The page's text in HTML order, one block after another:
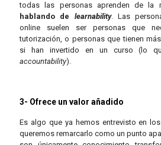
todas las personas aprenden de la
hablando de learnability. Las
online suelen ser personas que
tutorización, o personas que tienen
si han invertido en un curso (lo
accountability).
3- Ofrece un valor añadido
Es algo que ya hemos entrevisto en
queremos remarcarlo como un punto